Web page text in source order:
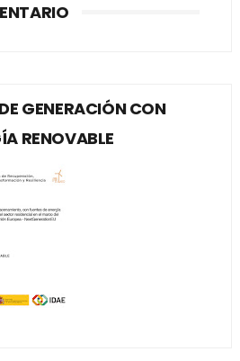
GENERACIÓN CON
RENOVABLE